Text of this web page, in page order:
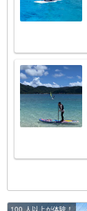
100 人以上が体験！